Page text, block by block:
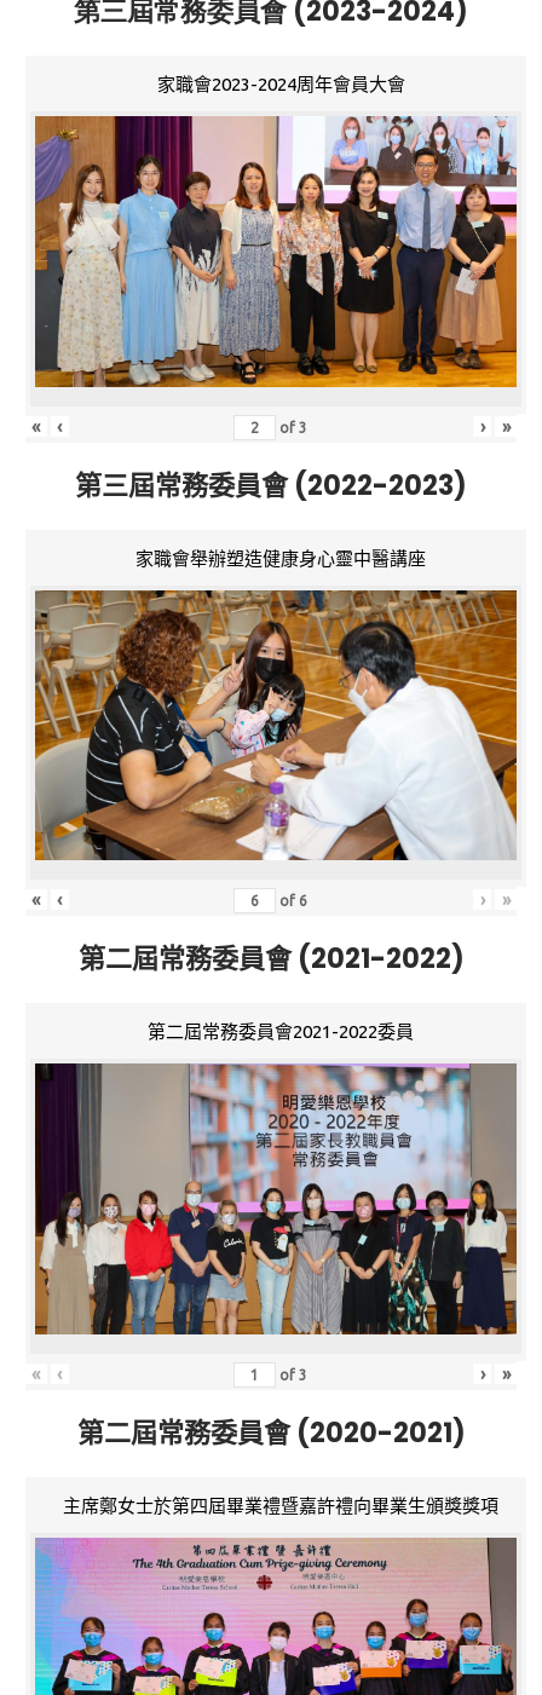
第三屆常務委員會 (2023-2024)
家職會2023-2024周年會員大會
« ‹ of3 › »
第三屆常務委員會 (2022-2023)
家職會舉辦塑造健康身心靈中醫講座
« ‹ of 6 › »
第二屆常務委員會 (2021-2022)
第二屆常務委員會2021-2022委員
« ‹ of3 › »
第二屆常務委員會 (2020-2021)
主席鄭女士於第四屆畢業禮暨嘉許禮向畢業生頒獎獎項